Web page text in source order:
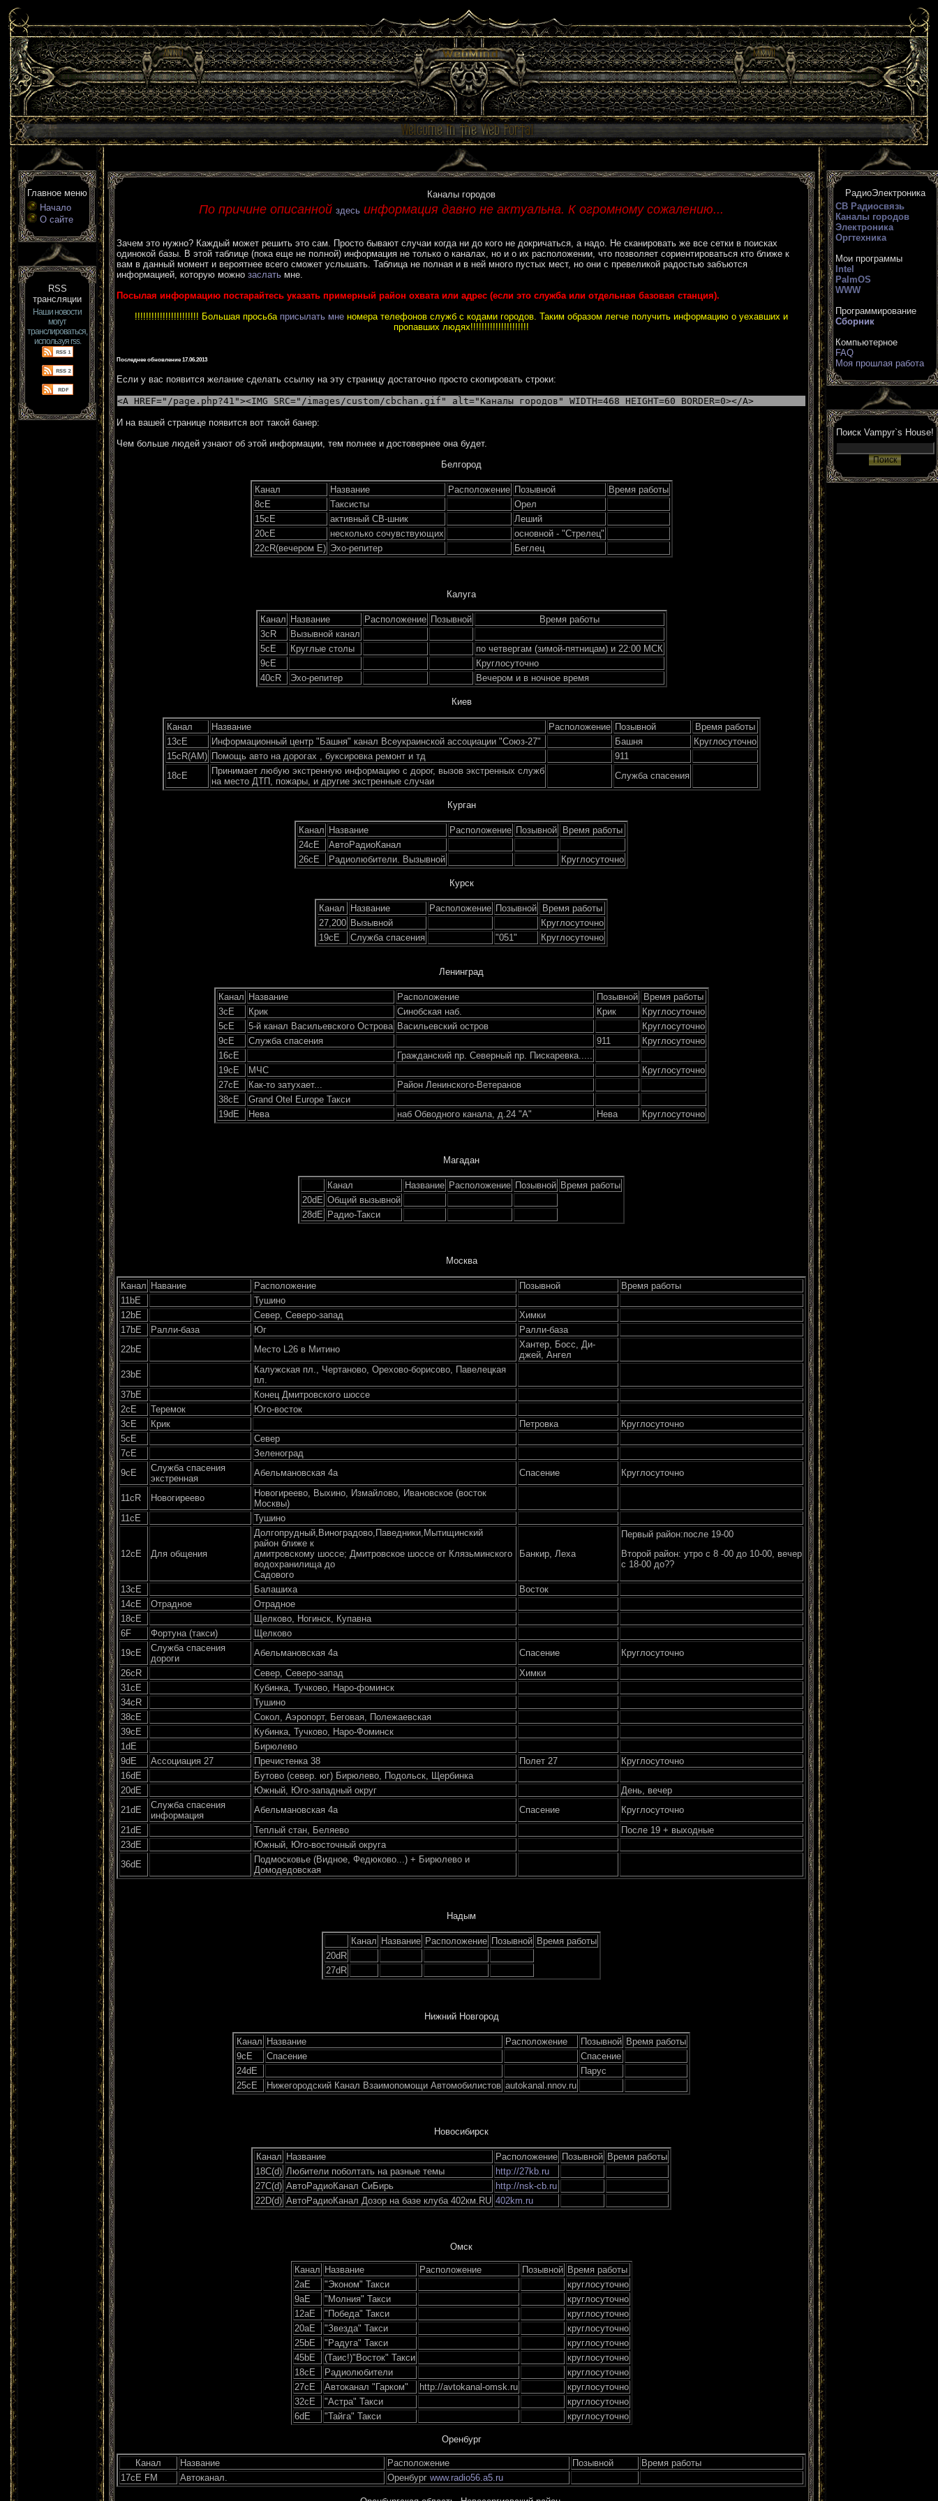
Главное меню
Начало
О сайте
RSS
трансляции
Наши новости
могут
транслироваться,
используя rss.
Каналы городов
По причине описанной здесь информация давно не актуальна. К огромному сожалению...
Зачем это нужно? Каждый может решить это сам. Просто бывают случаи когда ни до кого не докричаться, а надо. Hе сканировать же все сетки в поисках
одинокой базы. В этой таблице (пока еще не полной) информация не только о каналах, но и о их расположении, что позволяет сориентироваться кто ближе к
вам в данный момент и вероятнее всего сможет услышать. Таблица не полная и в ней много пустых мест, но они с превеликой радостью забъются
информацией, которую можно заслать мне.
Посылая информацию постарайтесь указать примерный район охвата или адрес (если это служба или отдельная базовая станция).
!!!!!!!!!!!!!!!!!!!!!!! Большая просьба присылать мне номера телефонов служб с кодами городов. Таким образом легче получить информацию о уехавших и
пропавших людях!!!!!!!!!!!!!!!!!!!!!
Последнее обновление 17.06.2013
Если у вас появится желание сделать ссылку на эту страницу достаточно просто скопировать строки:
<A HREF="/page.php?41"><IMG SRC="/images/custom/cbchan.gif" alt="Каналы городов" WIDTH=468 HEIGHT=60 BORDER=0></A>
И на вашей странице появится вот такой банер:
Чем больше людей узнают об этой информации, тем полнее и достовернее она будет.
Белгород
Канал Название Расположение Позывной
Время работы
8сЕ
Таксисты
Орел
15сЕ
активный СВ-шник
Леший
20сЕ
несколько сочувствующих
основной - "Стрелец"
22сR(вечером Е) Эхо-репитер Беглец
Калуга
Канал Название Расположение Позывной
Время работы
3сR
Вызывной канал
5сЕ
Круглые столы
по четвергам (зимой-пятницам) и 22:00 МСК
9сЕ
Круглосуточно
40сR
Эхо-репитер Вечером и в ночное время
Киев
Канал Название Расположение Позывной
Время работы
13сЕ
Информационный центр "Башня" канал Всеукраинской ассоциации "Союз-27" Башня
Круглосуточно
15сR(AM) Помощь авто на дорогах , буксировка ремонт и тд
911
18сЕ
Принимает любую экстренную информацию с дорог, вызов экстренных служб
на место ДТП, пожары, и другие экстренные случаи
Служба спасения
Курган
Канал Название Расположение Позывной
Время работы
24cE
АвтоРадиоКанал
26cE
Радиолюбители. Вызывной Круглосуточно
Курск
Канал Название Расположение Позывной
Время работы
27,200 Вызывной
Круглосуточно
19cE
Служба спасения "051" Круглосуточно
Ленинград
Канал Название Расположение Позывной
Время работы
3сЕ
Крик Синобская наб. Крик
Круглосуточно
5сЕ
5-й канал Васильевского Острова Васильевский остров
Круглосуточно
9сЕ
Служба спасения 911
Круглосуточно
16сЕ
Гражданский пр. Северный пр. Пискаревка.....
19сЕ
МЧС
Круглосуточно
27сЕ
Как-то затухает...
Район Ленинского-Ветеранов
38сЕ
Grand Otel Europe Такси
19dE
Нева наб Обводного канала, д.24 "А" Нева Круглосуточно
Магадан
Канал Название Расположение Позывной Время работы
20dЕ Общий вызывной
28dЕ Радио-Такси
Москва
Канал Навание Расположение Позывной
Время работы
11bE
Тушино
12bE
Север, Северо-запад
Химки
17bE
Ралли-база Юг
Ралли-база
22bE
Место L26 в Митино
Хантер, Босс, Ди-
джей, Ангел
23bE
Калужская пл., Чертаново, Орехово-борисово, Павелецкая
пл.
37bE
Конец Дмитровского шоссе
2сЕ
Теремок
Юго-восток
3сЕ
Крик Петровка
Круглосуточно
5сЕ
Север
7сЕ
Зеленоград
9сЕ
Служба спасения
экстренная
Абельмановская 4а Спасение Круглосуточно
11сR Новогиреево
Новогиреево, Выхино, Измайлово, Ивановское (восток
Москвы)
11сЕ
Тушино
12cE Для общения
Долгопрудный,Виноградово,Паведники,Мытищинский
район ближе к
дмитровскому шоссе; Дмитровское шоссе от Клязьминского
водохранилища до
Садового
Банкир, Леха
Первый район:после 19-00
Второй район: утро с 8 -00 до 10-00, вечер
с 18-00 до??
13сЕ Балашиха
Восток
14сЕ
Отрадное
Отрадное
18сЕ
Щелково, Ногинск, Купавна
6F
Фортуна (такси)
Щелково
19сЕ
Служба спасения
дороги
Абельмановская 4а Спасение
Круглосуточно
26сR
Север, Северо-запад
Химки
31сЕ
Кубинка, Тучково, Наро-фоминск
34сR
Тушино
38сЕ
Сокол, Аэропорт, Беговая, Полежаевская
39сЕ
Кубинка, Тучково, Наро-Фоминск
1dE
Бирюлево
9dE
Ассоциация 27 Пречистенка 38 Полет 27
Круглосуточно
16dE
Бутово (север. юг) Бирюлево, Подольск, Щербинка
20dE
Южный, Юго-западный округ
День, вечер
21dE
Служба спасения
информация
Абельмановская 4а Спасение
Круглосуточно
21dE
Теплый стан, Беляево
После 19 + выходные
23dE
Южный, Юго-восточный округа
36dE
Подмосковье (Видное, Федюково...) + Бирюлево и
Домодедовская
Надым
Канал Название Расположение Позывной Время работы
20dR
27dR
Нижний Новгород
Канал Название Расположение Позывной Время работы
9сЕ
Спасение
Спасение
24dE
Парус
25сE
Нижегородский Канал Взаимопомощи Автомобилистов autokanal.nnov.ru
Новосибирск
Канал Название Расположение Позывной Время работы
18С(d) Любители поболтать на разные темы
http://27kb.ru
27С(d) АвтоРадиоКанал СиБирь
http://nsk-cb.ru
22D(d) АвтоРадиоКанал Дозор на базе клуба 402км.RU 402km.ru
Омск
Канал Название Расположение Позывной Время работы
2аЕ
"Эконом" Такси
круглосуточно
9аЕ
"Молния" Такси
круглосуточно
12аЕ
"Победа" Такси
круглосуточно
20аЕ
"Звезда" Такси
круглосуточно
25bЕ
"Радуга" Такси
круглосуточно
45bЕ
(Таис!)"Восток" Такси
круглосуточно
18cЕ
Радиолюбители
круглосуточно
27сЕ
Автоканал "Гарком" http://avtokanal-omsk.ru
круглосуточно
32сЕ
"Астра" Такси
круглосуточно
6dЕ
"Тайга" Такси круглосуточно
Оренбург
Канал Название Расположение Позывной
Время работы
17сE FM
Автоканал. Оренбург www.radio56.a5.ru
РадиоЭлектроника
СВ Радиосвязь
Каналы городов
Электроника
Оргтехника
Мои программы
Intel
PalmOS
WWW
Программирование
Сборник
Компьютерное
FAQ
Моя прошлая работа
Поиск Vampyr`s House!